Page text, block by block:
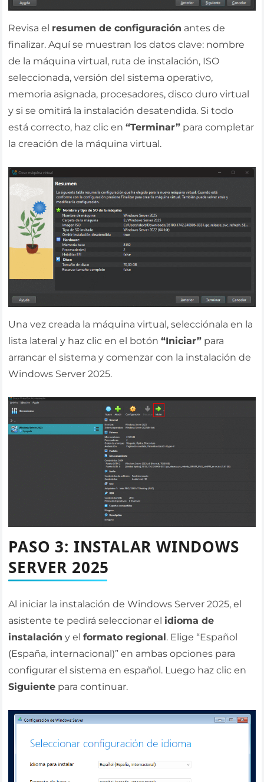
Revisa el resumen de configuración antes de
finalizar. Aquí se muestran los datos clave: nombre
de la máquina virtual, ruta de instalación, ISO
seleccionada, versión del sistema operativo,
memoria asignada, procesadores, disco duro virtual
y si se omitirá la instalación desatendida. Si todo
está correcto, haz clic en“Terminar” para completar
la creación de la máquina virtual.
Una vez creada la máquina virtual, selecciónala en la
lista lateral y haz clic en el botón“Iniciar” para
arrancar el sistema y comenzar con la instalación de
Windows Server 2025.
PASO 3: INSTALAR WINDOWS
SERVER 2025
Al iniciar la instalación de Windows Server 2025, el
asistente te pedirá seleccionar el idioma de
instalación y elformato regional . Elige “Español
(España, internacional)” en ambas opciones para
configurar el sistema en español. Luego haz clic en
Siguiente para continuar.